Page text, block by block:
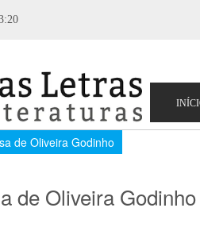
de Oliveira Godinho
de Oliveira Godinho